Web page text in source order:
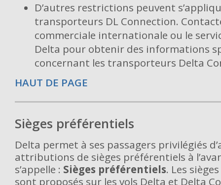
D’autres restrictions peuvent
transporteurs DL Connection.
commerciale internationale ou le
Delta pour obtenir des informations
concernant les transporteurs Delta
HAUT DE PAGE
Sièges préférentiels
Delta permet à ses passagers privilégiés
attributions de sièges préférentiels à
s’appelle : Sièges préférentiels. Les
sont proposés sur les vols Delta et Delta